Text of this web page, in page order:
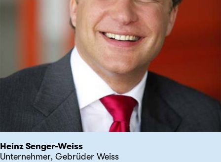
Heinz Senger-Weiss
Unternehmer, Gebrüder Weiss